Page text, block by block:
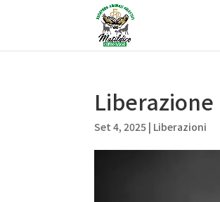
Liberazione
Set 4, 2025 | Liberazioni